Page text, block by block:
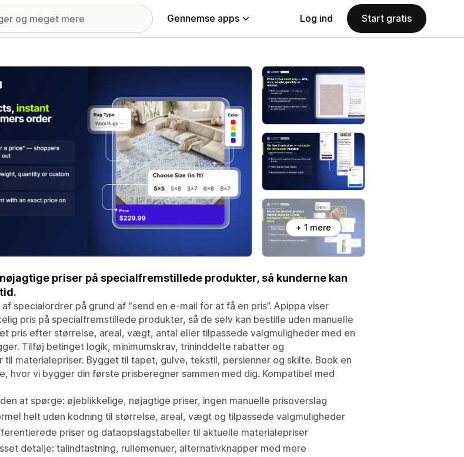
Gennemse apps Log ind Start gratis
+ 1 mere
priser på specialfremstillede produkter, så kunderne kan
specialordrer på grund af “send en e-mail for at få en pris”. Apippa viser
pris på specialfremstillede produkter, så de selv kan bestille uden manuelle
pris efter størrelse, areal, vægt, antal eller tilpassede valgmuligheder med en
Tilføj betinget logik, minimumskrav, trininddelte rabatter og
til materialepriser. Bygget til tapet, gulve, tekstil, persienner og skilte. Book en
hvor vi bygger din første prisberegner sammen med dig. Kompatibel med
at spørge: øjeblikkelige, nøjagtige priser, ingen manuelle prisoverslag
helt uden kodning til størrelse, areal, vægt og tilpassede valgmuligheder
priser og dataopslagstabeller til aktuelle materialepriser
detalje: talindtastning, rullemenuer, alternativknapper med mere